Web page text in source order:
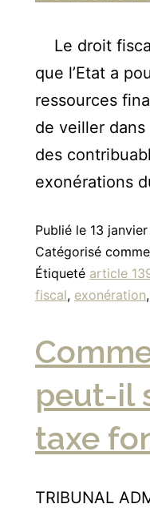
Le droit
que l’Etat a
ressources
de veiller dans
des
exonérations
Publié le 13
Catégorisé comme
Étiqueté article
fiscal, exonération,
peut-il
taxe
TRIBUNAL